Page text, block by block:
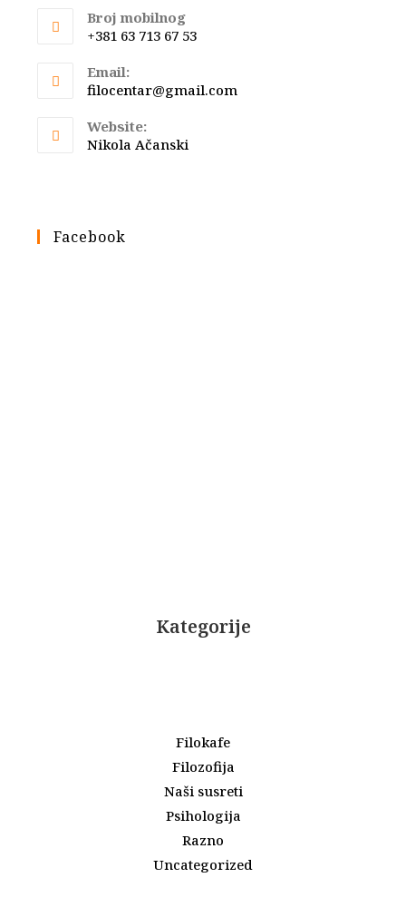
Broj mobilnog
+381 63 713 67 53
Email:
filocentar@gmail.com
Website:
Nikola Ačanski
Facebook
Kategorije
Filokafe
Filozofija
Naši susreti
Psihologija
Razno
Uncategorized